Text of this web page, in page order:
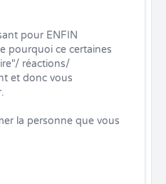
pour ENFIN
pourquoi ce certaines
réactions/
et donc vous
la personne que vous